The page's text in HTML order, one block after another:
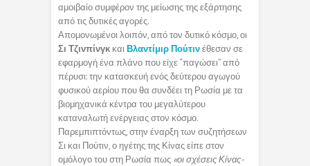
αμοιβαίο συμφέρον της μείωσης της εξάρτησης
από τις δυτικές αγορές.
Απομονωμένοι λοιπόν, από τον δυτικό κόσμο, οι
Σι Τζινπίνγκ καιΒλαντίμιρ Πούτινέθεσαν σε
εφαρμογή ένα πλάνο που είχε “παγώσει” από
πέρυσι: την κατασκευή ενός δεύτερου αγωγού
φυσικού αερίου που θα συνδέει τη Ρωσία με τα
βιομηχανικά κέντρα του μεγαλύτερου
καταναλωτή ενέργειας στον κόσμο.
Παρεμπιπτόντως, στην έναρξη των συζητήσεων
Σι και Πούτιν, ο ηγέτης της Κίνας είπε στον
ομόλογο του στη Ρωσία πως «οι σχέσεις Κίνας-